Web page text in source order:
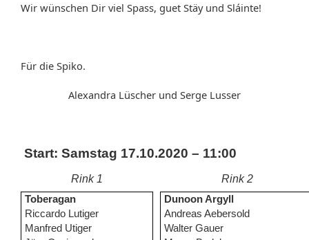
Wir wünschen Dir viel Spass, guet Stäy und Sláinte!
Für die Spiko.
Alexandra Lüscher und Serge Lusser
Start: Samstag 17.10.2020 – 11:00
Rink 1 Rink 2
Toberagan
Dunoon Argyll
Riccardo Lutiger
Andreas Aebersold
Manfred Utiger
Walter Gauer